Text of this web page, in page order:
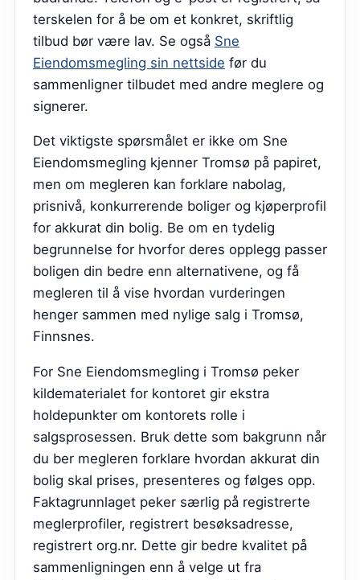
terskelen for å be om et konkret, skriftlig
tilbud bør være lav. Se også Sne
Eiendomsmegling sin nettside før du
sammenligner tilbudet med andre meglere og
signerer.
Det viktigste spørsmålet er ikke om Sne
Eiendomsmegling kjenner Tromsø på papiret,
men om megleren kan forklare nabolag,
prisnivå, konkurrerende boliger og kjøperprofil
for akkurat din bolig. Be om en tydelig
begrunnelse for hvorfor deres opplegg passer
boligen din bedre enn alternativene, og få
megleren til å vise hvordan vurderingen
henger sammen med nylige salg i Tromsø,
Finnsnes.
For Sne Eiendomsmegling i Tromsø peker
kildematerialet for kontoret gir ekstra
holdepunkter om kontorets rolle i
salgsprosessen. Bruk dette som bakgrunn når
du ber megleren forklare hvordan akkurat din
bolig skal prises, presenteres og følges opp.
Faktagrunnlaget peker særlig på registrerte
meglerprofiler, registrert besøksadresse,
registrert org.nr. Dette gir bedre kvalitet på
sammenligningen enn å velge ut fra